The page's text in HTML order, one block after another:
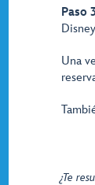
Paso
Una
¿Te